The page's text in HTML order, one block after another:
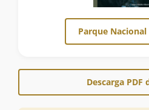
Parque
Descarga PDF